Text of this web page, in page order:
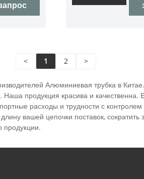
алюминиевую
доступной цене,
< 1 2 >
Алюминиевая трубка в
продукция красива и
расходы и трудности с контролем
вашей цепочки поставок, сократить
продукции.